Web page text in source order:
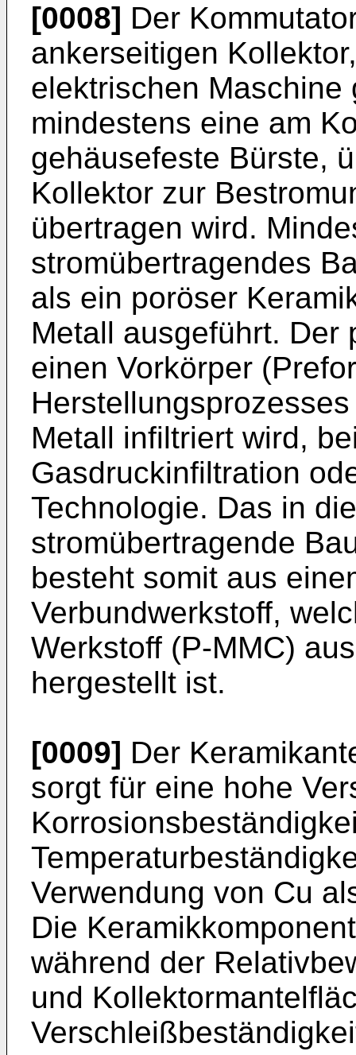
[0008] Der
ankerseitigen
elektrischen
mindestens eine am
gehäusefeste Bürste,
Kollektor zur
übertragen wird.
stromübertragendes
als ein poröser
Metall ausgeführt. Der
einen Vorkörper
Metall infiltriert wird,
Gasdruckinfiltration
Technologie. Das in
stromübertragende
besteht somit aus
Verbundwerkstoff,
Werkstoff (P-MMC)
hergestellt ist.
[0009] Der
sorgt für eine hohe
Verwendung von Cu
Die
während der
und